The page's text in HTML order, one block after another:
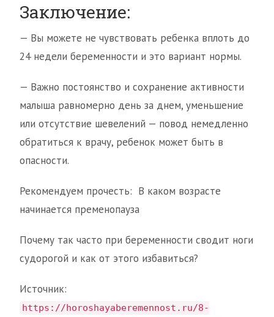
Заключение:
— Вы можете не чувствовать ребенка вплоть до
24 недели беременности и это вариант нормы.
— Важно постоянство и сохранение активности
малыша равномерно день за днем, уменьшение
или отсутствие шевелений — повод немедленно
обратиться к врачу, ребенок может быть в
опасности.
Рекомендуем прочесть: В каком возрасте
начинается пременопауза
Почему так часто при беременности сводит ноги
судорогой и как от этого избавиться?
Источник:
https://horoshayaberemennost.ru/8-